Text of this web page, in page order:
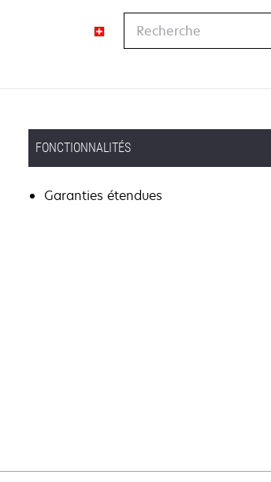
Recherche
FONCTIONNALITÉS
Garanties étendues